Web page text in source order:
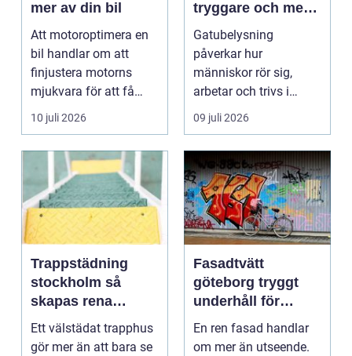
mer av din bil
Att motoroptimera en
bil handlar om att
finjustera motorns
mjukvara för att få
bättre respons, mer k...
10 juli 2026
tryggare och mer
hållbara miljöer
Gatubelysning
påverkar hur
människor rör sig,
arbetar och trivs i
städer och samhällen.
Bra belysnin...
09 juli 2026
Trappstädning
stockholm så
skapas rena
trapphus som
håller över tid
Ett välstädat trapphus
gör mer än att bara se
Fasadtvätt
göteborg tryggt
underhåll för
hållbara fasader
En ren fasad handlar
om mer än utseende.